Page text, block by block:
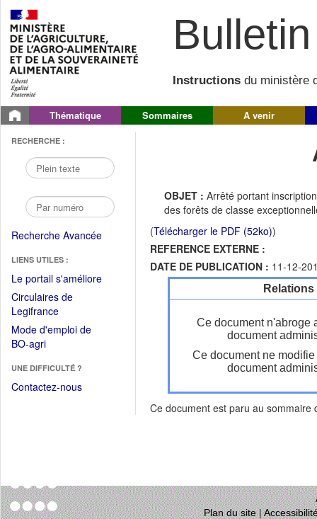
Instructions du ministère
Thématique Sommaires A venir
RECHERCHE :
Recherche Avancée
LIENS UTILES :
Le portail s'améliore(Fichier
Circulaires de
Legifrance(Ouvrir
dans
une
fenêtre)
Mode d'emploi de
BO-agri(Ouvrir
une
nouvelle
UNE DIFFICULTÉ ?
Contactez-nous
OBJET : Arrêté portant
des forêts de classe
(Télécharger le PDF (52ko))
REFERENCE EXTERNE :
DATE DE PUBLICATION : 11-12-
Ce document n'abroge
document
Ce document ne
document
Ce document est paru au sommaire
Plan du site|